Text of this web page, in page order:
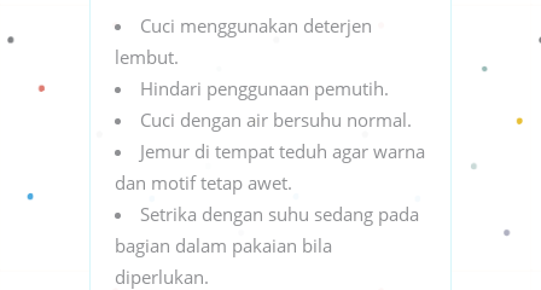
Cuci menggunakan deterjen
lembut.
Hindari penggunaan pemutih.
Cuci dengan air bersuhu normal.
Jemur di tempat teduh agar warna
dan motif tetap awet.
Setrika dengan suhu sedang pada
bagian dalam pakaian bila
diperlukan.